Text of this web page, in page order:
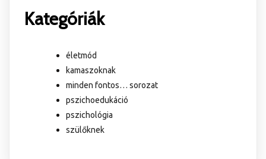
Kategóriák
életmód
kamaszoknak
minden fontos… sorozat
pszichoedukáció
pszichológia
szülőknek